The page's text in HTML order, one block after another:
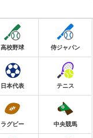
高校野球 侍ジャパン
日本代表 テニス
ラグビー 中央競馬